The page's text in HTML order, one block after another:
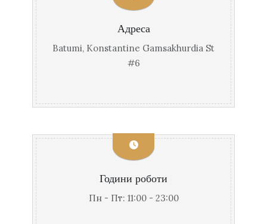
Адреса
Batumi, Konstantine Gamsakhurdia St
#6
Години роботи
Пн - Пт: 11:00 - 23:00